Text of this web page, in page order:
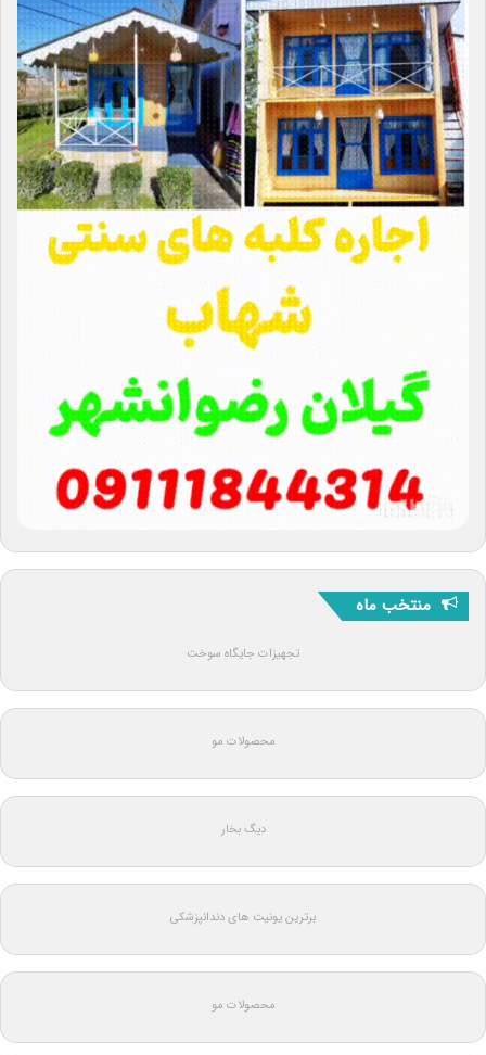
منتخب ماه
تجهیزات جایگاه سوخت
محصولات مو
دیگ بخار
برترین یونیت های دندانپزشکی
محصولات مو